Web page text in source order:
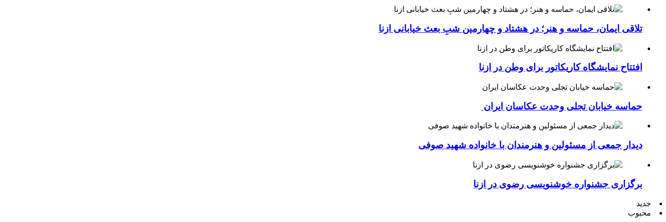
تلاقی ایمان، حماسه و هنر؛ در هشتاد و چهارمین شبِ بعث خیابانی ازنا
افتتاح نمایشگاه کاریکاتور برای وطن در ازنا
حماسه خیابان تجلی وحدت عکاسان ایران
دیدار جمعی از مسئولین و هنرمندان با خانواده شهید صوفی
برگزاری جشنواره خوشنویسی رضوی در ازنا
جدید
محبوب